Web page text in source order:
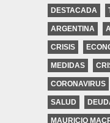
DESTACADA
ARGENTINA
CRISIS
MEDIDAS
CORONAVIRUS
SALUD
MAURICIO